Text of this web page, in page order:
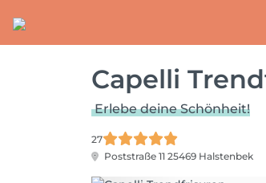
Capelli
Erlebe deine Schönheit!
27
Poststraße 11 25469 Halstenbek